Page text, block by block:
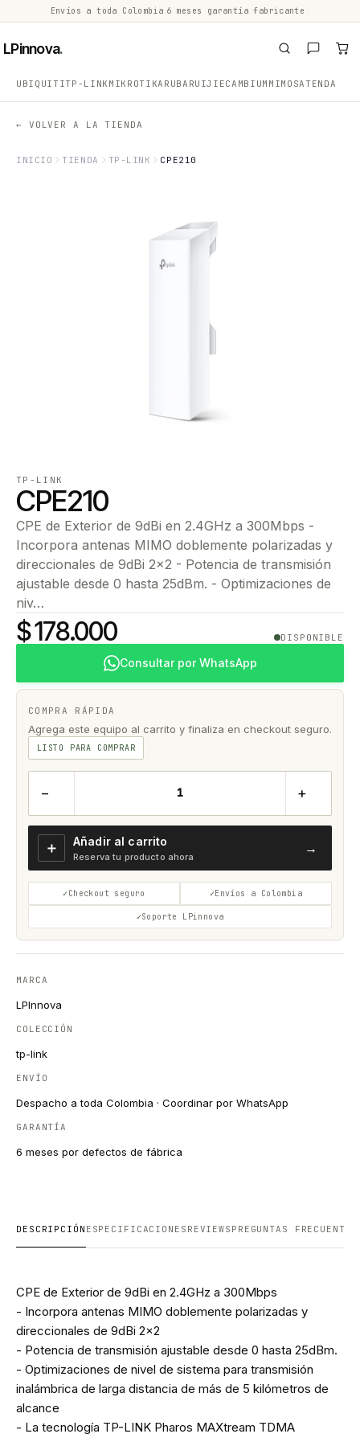
Envíos a toda Colombia 6 meses garantía fabricante
LPinnova.
UBIQUITITP-LINK MIKROTIKARUBA RUIJIECAMBIUM MIMOSATENDA
← VOLVER A LA TIENDA
INICIO TIENDA TP-LINK CPE210
TP-LINK
CPE210
CPE de Exterior de 9dBi en 2.4GHz a 300Mbps -
Incorpora antenas MIMO doblemente polarizadas y
direccionales de 9dBi 2x2 - Potencia de transmisión
ajustable desde 0 hasta 25dBm. - Optimizaciones de
niv…
$ 178.000 DISPONIBLE
Consultar por WhatsApp
COMPRA RÁPIDA
Agrega este equipo al carrito y finaliza en checkout seguro.
LISTO PARA COMPRAR
− +
＋ Añadir al carrito
Reserva tu producto ahora
→
Checkout seguro Envíos a Colombia
Soporte LPinnova
MARCA
LPInnova
COLECCIÓN
tp-link
ENVÍO
Despacho a toda Colombia · Coordinar por WhatsApp
GARANTÍA
6 meses por defectos de fábrica
DESCRIPCIÓN ESPECIFICACIONES REVIEWS PREGUNTAS FRECUENTES
CPE de Exterior de 9dBi en 2.4GHz a 300Mbps
- Incorpora antenas MIMO doblemente polarizadas y
direccionales de 9dBi 2x2
- Potencia de transmisión ajustable desde 0 hasta 25dBm.
- Optimizaciones de nivel de sistema para transmisión
inalámbrica de larga distancia de más de 5 kilómetros de
alcance
- La tecnología TP-LINK Pharos MAXtream TDMA